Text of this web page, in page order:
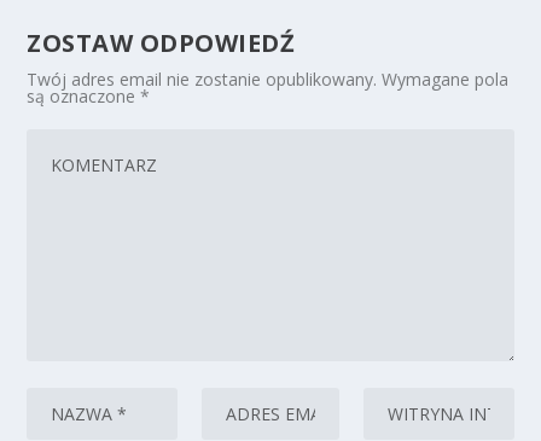
ZOSTAW ODPOWIEDŹ
Twój adres email nie zostanie opublikowany. Wymagane pola
są oznaczone*